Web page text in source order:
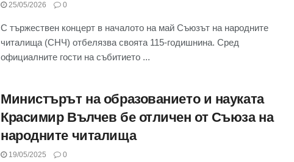
25/05/2026 0
С тържествен концерт в началото на май Съюзът на народните
читалища (СНЧ) отбелязва своята 115-годишнина. Сред
официалните гости на събитието ...
Министърът на образованието и науката
Красимир Вълчев бе отличен от Съюза на
народните читалища
19/05/2025 0